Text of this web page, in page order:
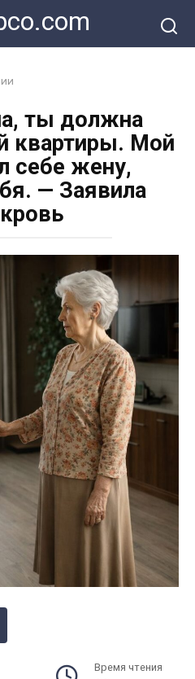
ты должна
квартиры. Мой
себе жену,
— Заявила
Время чтения